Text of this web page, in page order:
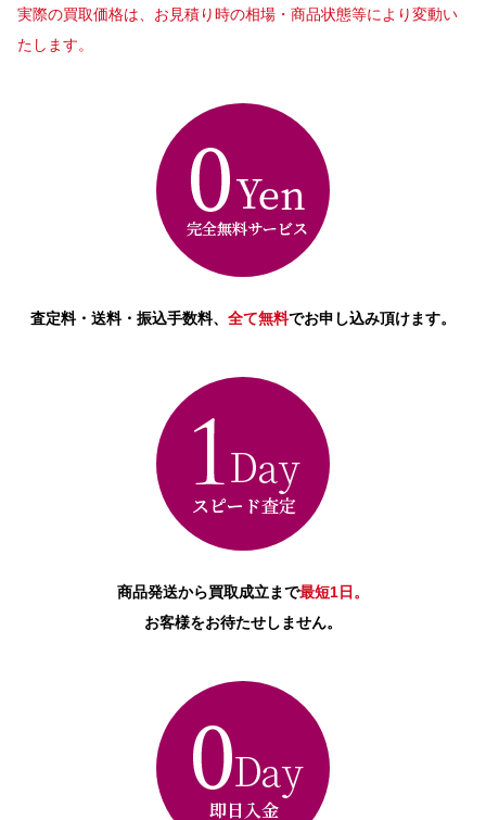
実際の買取価格は、お見積り時の相場・商品状態等により変動い
たします。
査定料・送料・振込手数料、 全て無料でお申し込み頂けます。
商品発送から買取成立まで最短1日。
お客様をお待たせしません。